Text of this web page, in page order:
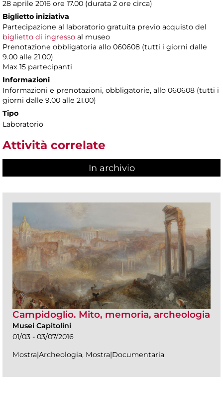
28 aprile 2016 ore 17.00 (durata 2 ore circa)
Biglietto iniziativa
Partecipazione al laboratorio gratuita previo acquisto del
biglietto di ingresso al museo
Prenotazione obbligatoria allo 060608 (tutti i giorni dalle
9.00 alle 21.00)
Max 15 partecipanti
Informazioni
Informazioni e prenotazioni, obbligatorie, allo 060608 (tutti i
giorni dalle 9.00 alle 21.00)
Tipo
Laboratorio
Attività correlate
In archivio
Campidoglio. Mito, memoria, archeologia
Musei Capitolini
01/03 - 03/07/2016
Mostra|Archeologia, Mostra|Documentaria